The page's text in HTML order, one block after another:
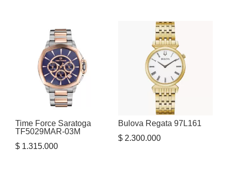
era:
$ 3.200.000.
Time Force Saratoga
TF5029MAR-03M
$ 1.315.000
Bulova Regata 97L161
$2.300.000